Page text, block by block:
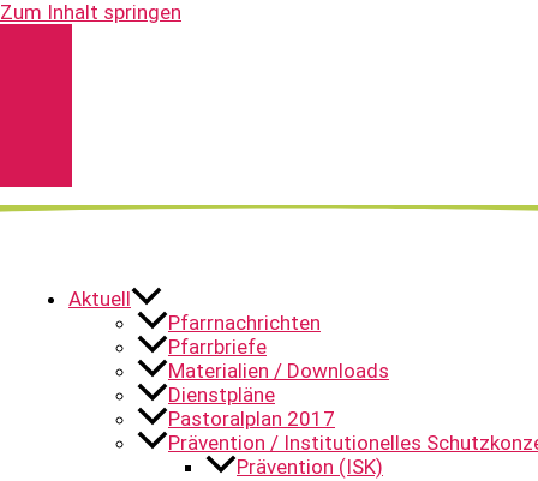
Zum Inhalt springen
Aktuell
Pfarrnachrichten
Pfarrbriefe
Materialien / Downloads
Dienstpläne
Pastoralplan 2017
Prävention / Institutionelles
Prävention (ISK)